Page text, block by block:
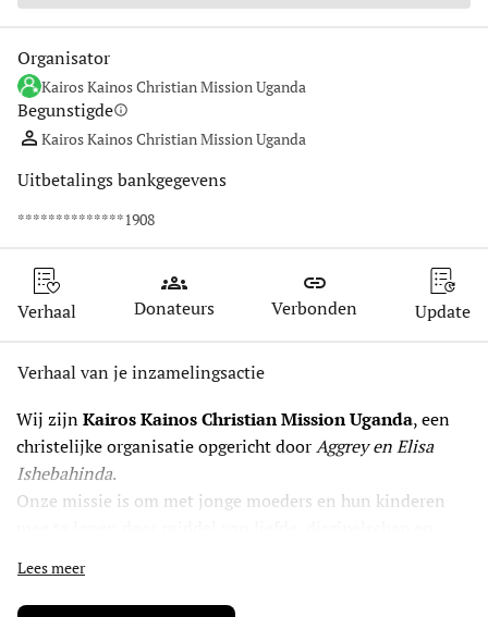
Organisator
Kairos Kainos Christian Mission Uganda
Begunstigdeinfo
Kairos Kainos Christian Mission Uganda
Uitbetalings bankgegevens
**************1908
Verhaal
groups
Donateurs
link
Verbonden Update
Verhaal van je inzamelingsactie
Wij zijn Kairos Kainos Christian Mission Uganda, een
christelijke organisatie opgericht door Aggrey en Elisa
Ishebahinda.
Onze missie is om met jonge moeders en hun kinderen
maar ook praktische hulpmiddelen zoals
levensvaardigheden, zorg en onderwijs.
Lees meer